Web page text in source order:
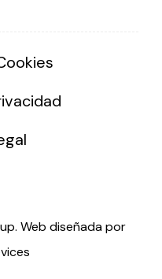
Web diseñada por